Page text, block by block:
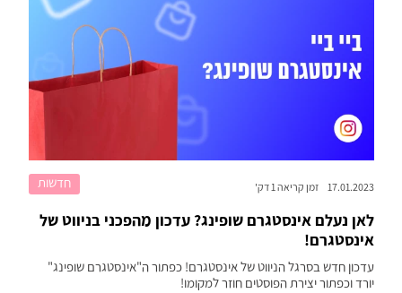
17.01.2023 זמן קריאה 1 דק' חדשות
לאן נעלם אינסטגרם שופינג? עדכון מהפכני בניווט של
אינסטגרם!
עדכון חדש בסרגל הניווט של אינסטגרם! כפתור ה"אינסטגרם שופינג"
יורד וכפתור יצירת הפוסטים חוזר למקומו!